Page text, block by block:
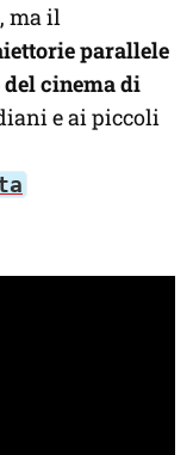
ma il
parallele
cinema di
e ai piccoli